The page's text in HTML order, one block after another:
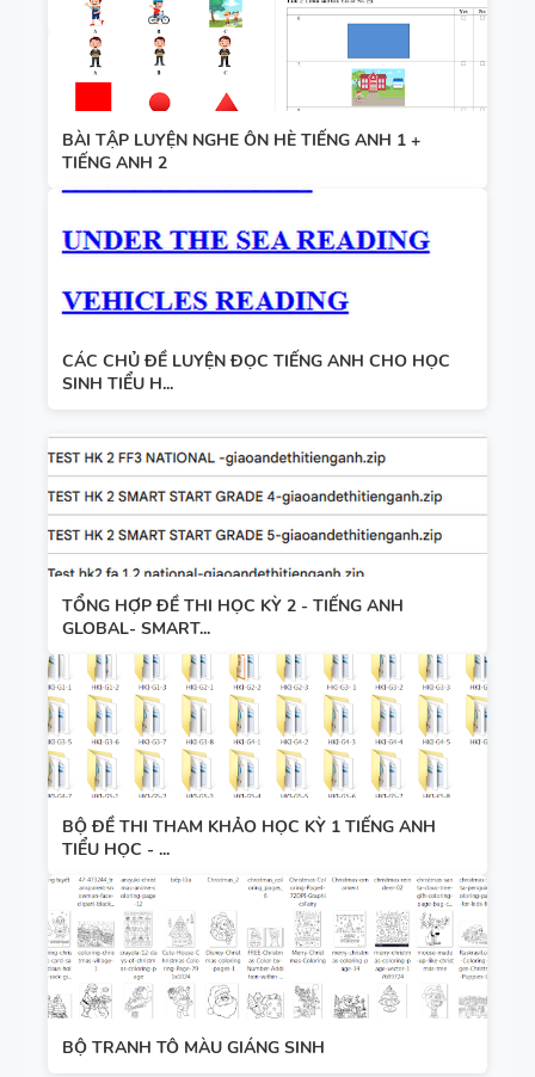
BÀI TẬP LUYỆN NGHE ÔN HÈ TIẾNG ANH 1 +
TIẾNG ANH 2
CÁC CHỦ ĐỀ LUYỆN ĐỌC TIẾNG ANH CHO HỌC
SINH TIỂU H...
TỔNG HỢP ĐỀ THI HỌC KỲ 2 - TIẾNG ANH
GLOBAL- SMART...
BỘ ĐỀ THI THAM KHẢO HỌC KỲ 1 TIẾNG ANH
TIỂU HỌC - ...
BỘ TRANH TÔ MÀU GIÁNG SINH